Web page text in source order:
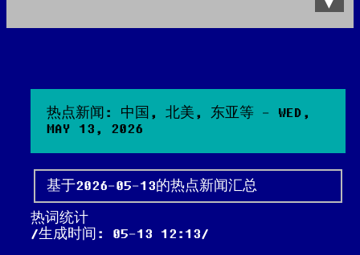
热点新闻: 中国, 北美, 东亚等 - WED,
MAY 13, 2026
基于2026-05-13的热点新闻汇总
热词统计
生成时间: 05-13 12:13